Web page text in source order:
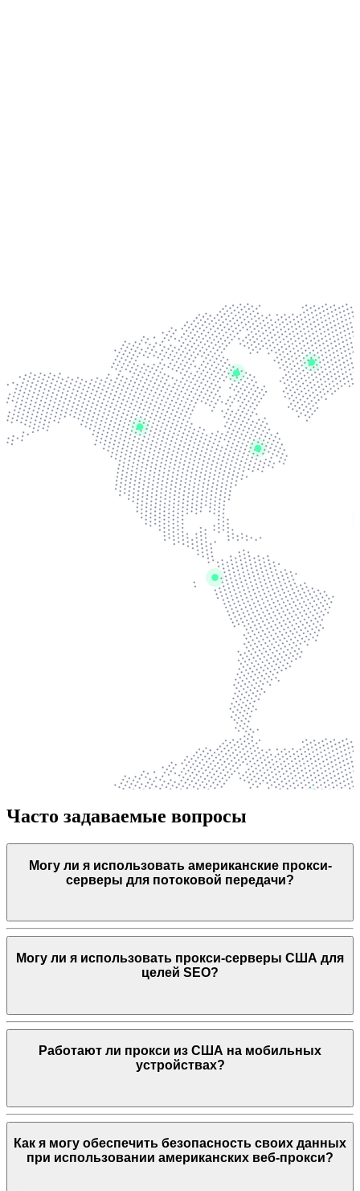
Часто задаваемые вопросы
Могу ли я использовать американские прокси-
серверы для потоковой передачи?
Могу ли я использовать прокси-серверы США для
целей SEO?
Работают ли прокси из США на мобильных
устройствах?
Как я могу обеспечить безопасность своих данных
при использовании американских веб-прокси?